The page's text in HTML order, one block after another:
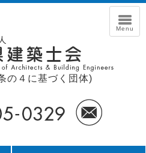
の４に基づく団体)